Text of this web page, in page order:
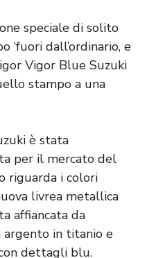
speciale di solito
‘fuori dall’ordinario, e
Vigor Blue Suzuki
stampo a una
è stata
per il mercato del
riguarda i colori
livrea metallica
affiancata da
argento in titanio e
dettagli blu.